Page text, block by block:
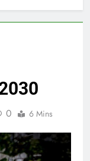
0 6 Mins